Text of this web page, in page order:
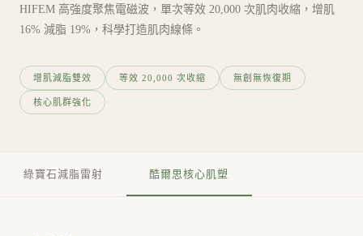
HIFEM 高強度聚焦電磁波，單次等效 20,000 次肌肉收縮，增肌
16% 減脂 19%，科學打造肌肉線條。
增肌減脂雙效 等效 20,000 次收縮 無創無恢復期
核心肌群強化
綠寶石減脂雷射 酷爾思核心肌塑